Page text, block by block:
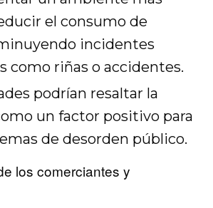
el consumo de
incidentes
como riñas o accidentes.
podrían resaltar la
un factor positivo para
de desorden público.
los comerciantes y